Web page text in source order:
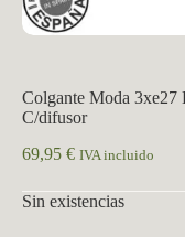
Colgante Moda 3xe27
C/difusor
69,95 € IVA incluido
Sin existencias